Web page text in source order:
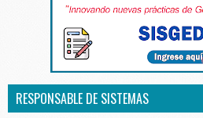
RESPONSABLE DE SISTEMAS